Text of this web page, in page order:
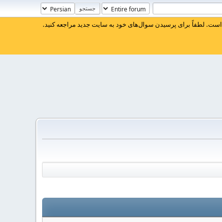
لطفاً برای پرسیدن سوال‌های خود به سایت جدید مراجعه کنید.